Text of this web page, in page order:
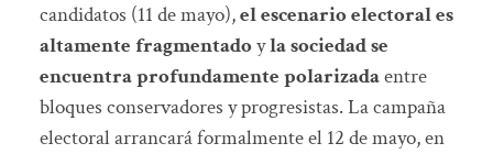
candidatos (11 de mayo),el escenario electoral es
altamente fragmentadoyla sociedad se
encuentra profundamente polarizadaentre
bloques conservadores y progresistas. La campaña
electoral arrancará formalmente el 12 de mayo, en